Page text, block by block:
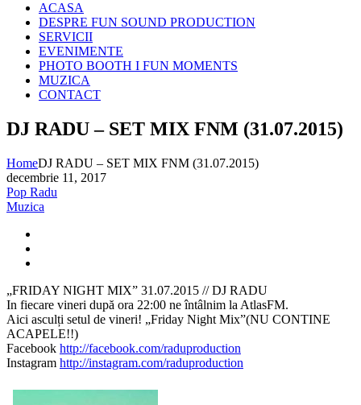
ACASA
DESPRE FUN SOUND PRODUCTION
SERVICII
EVENIMENTE
PHOTO BOOTH I FUN MOMENTS
MUZICA
CONTACT
DJ RADU – SET MIX FNM (31.07.2015)
HomeDJ RADU – SET MIX FNM (31.07.2015)
decembrie 11, 2017
Pop Radu
Muzica
„FRIDAY NIGHT MIX” 31.07.2015 // DJ RADU
In fiecare vineri după ora 22:00 ne întâlnim la AtlasFM.
Aici asculți setul de vineri! „Friday Night Mix”(NU CONTINE
ACAPELE!!)
Facebook http://facebook.com/raduproduction
Instagram http://instagram.com/raduproduction